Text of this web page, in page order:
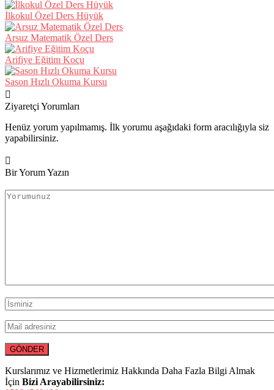
İlkokul Özel Ders Hüyük
Arsuz Matematik Özel Ders
Arifiye Eğitim Koçu
Sason Hızlı Okuma Kursu
Ziyaretçi Yorumları
Henüz yorum yapılmamış. İlk yorumu aşağıdaki form aracılığıyla siz
yapabilirsiniz.
Bir Yorum Yazın
Kurslarımız ve Hizmetlerimiz Hakkında Daha Fazla Bilgi Almak
İçin Bizi Arayabilirsiniz: